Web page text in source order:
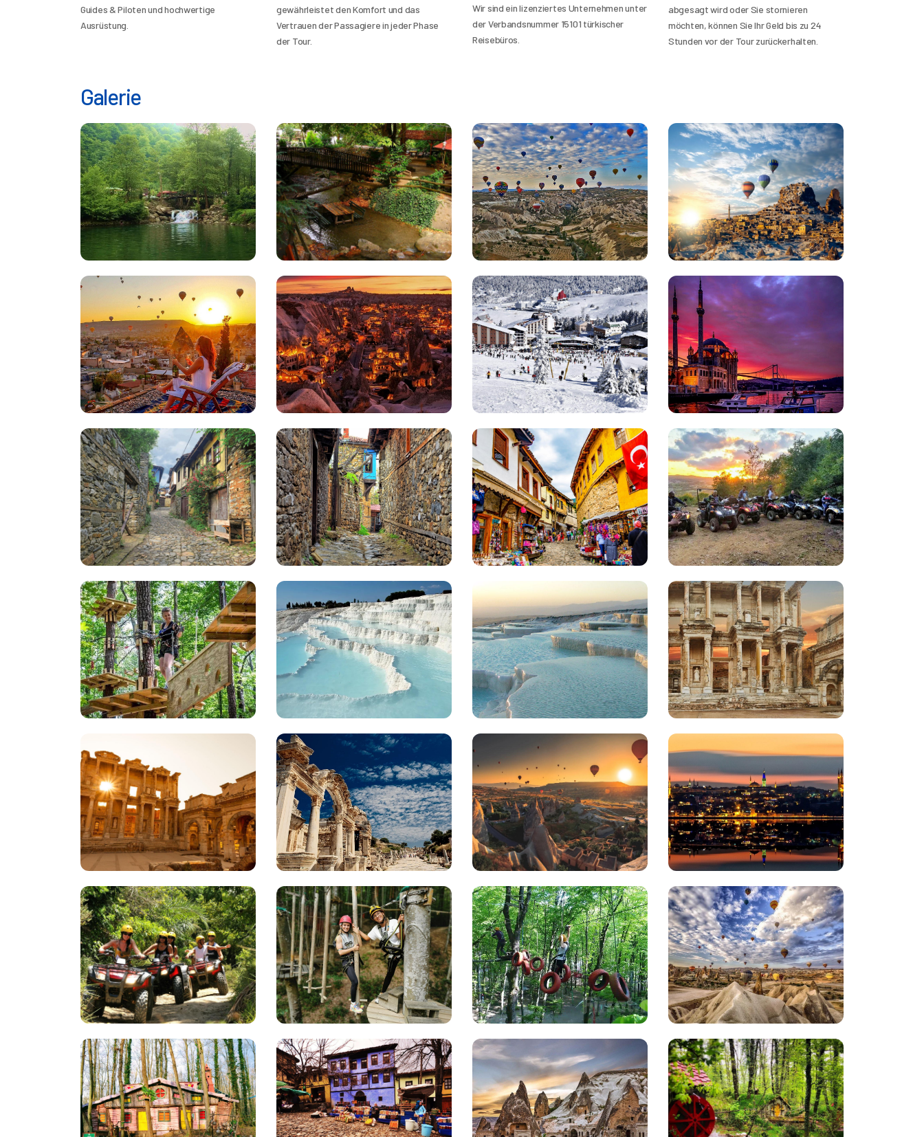
Guides & Piloten und hochwertige
Ausrüstung.
gewährleistet den Komfort und das
Vertrauen der Passagiere in jeder Phase
der Tour.
Wir sind ein lizenziertes Unternehmen unter
der Verbandsnummer 15101 türkischer
Reisebüros.
abgesagt wird oder Sie stornieren
möchten, können Sie Ihr Geld bis zu 24
Stunden vor der Tour zurückerhalten.
Galerie